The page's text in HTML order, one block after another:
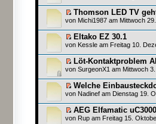
Thomson LED TV
von Michi1987 am Mittwoch
Eltako EZ 30.1
von Kessle am Freitag 10.
Löt-Kontaktproblem
von SurgeonX1 am Mittwoch
Welche
von Nadinef am Dienstag 19.
AEG Elfamatic uC3000
von Rup am Freitag 15.